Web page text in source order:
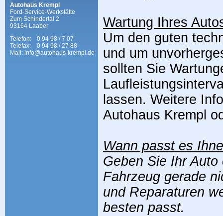
Autohaus Krempl
Ford-Service-Werkstätte
Zum Schindertal 2
93164 Laaber
Telefon:
0 94 98 / 7 07
Telefax:
0 94 98 / 27 88
Mail: info@autohaus-krempl.de
Wartung Ihres
Um den guten
und um
sollten Sie
lassen. Weitere
Autohaus Krempl
Wann passt es
Geben Sie Ihr
Fahrzeug gerade
und Reparaturen
besten passt.